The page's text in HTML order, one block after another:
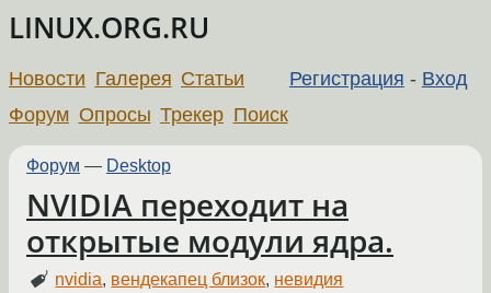
LINUX.ORG.RU
Регистрация - Вход
Новости Галерея Статьи
Форум Опросы Трекер Поиск
Форум — Desktop
NVIDIA переходит на
открытые модули ядра.
nvidia, вендекапец близок, невидия